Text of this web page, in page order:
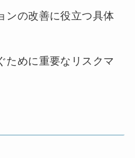
ンの改善に役立つ具体
ために重要なリスクマ